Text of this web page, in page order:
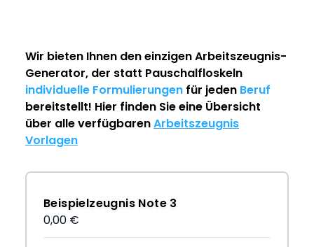
Wir bieten Ihnen den einzigenArbeitszeugnis-
Generator, der statt Pauschalfloskeln
individuelle Formulierungen für jeden Beruf
bereitstellt! Hier finden Sie eine Übersicht
über alle verfügbarenArbeitszeugnis
Vorlagen
Beispielzeugnis Note 3
0,00 €